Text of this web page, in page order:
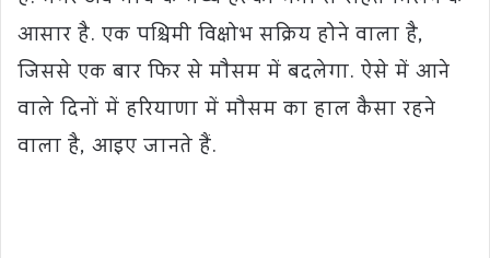
आसार है. एक पश्चिमी विक्षोभ सक्रिय होने वाला है,
जिससे एक बार फिर से मौसम में बदलेगा. ऐसे में आने
वाले दिनों में हरियाणा में मौसम का हाल कैसा रहने
वाला है, आइए जानते हैं.